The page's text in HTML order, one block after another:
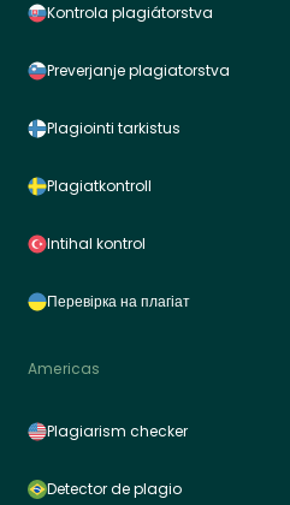
Kontrola plagiátorstva
Preverjanje plagiatorstva
Plagiointi tarkistus
Plagiatkontroll
Intihal kontrol
Перевірка на плагіат
Americas
Plagiarism checker
Detector de plagio